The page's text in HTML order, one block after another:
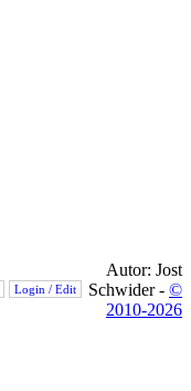
Login / Edit
Autor: Jost
Schwider - ©
2010-2026